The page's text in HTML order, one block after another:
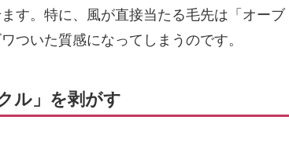
す。特に、風が直接当たる毛先は「オーブ
ついた質感になってしまうのです。
ル」を剥がす